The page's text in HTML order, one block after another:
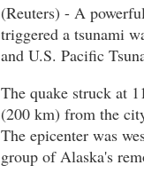
(Reuters) - A
triggered a tsunami
and U.S. Pacific
The quake struck at
(200 km) from the
The epicenter was
group of Alaska's